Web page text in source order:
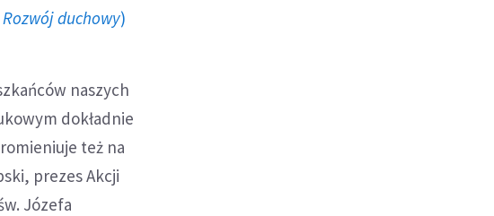
Rozwój duchowy)
naszych
dokładnie
też na
prezes Akcji
Józefa